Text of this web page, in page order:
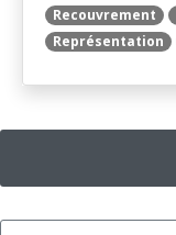
Recouvrement
Représentation